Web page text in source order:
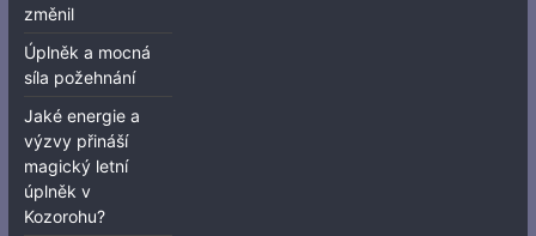
změnil
Úplněk a mocná
síla požehnání
Jaké energie a
výzvy přináší
magický letní
úplněk v
Kozorohu?